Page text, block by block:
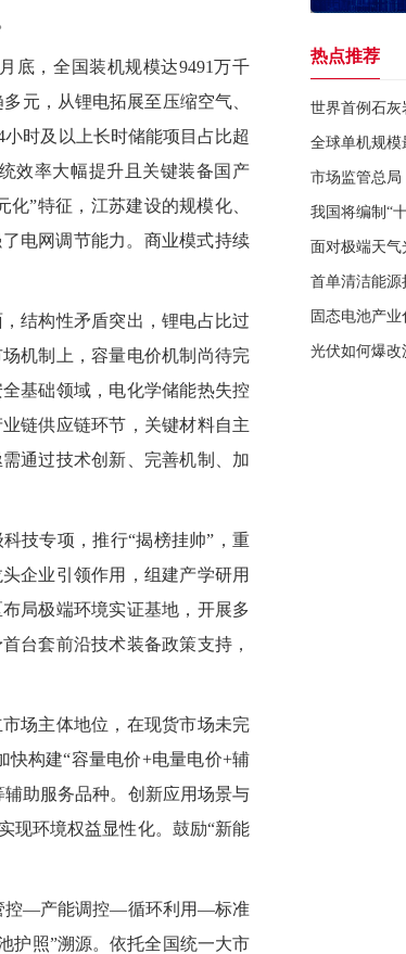
底，全国装机规模达9491万千
元，从锂电拓展至压缩空气、
时及以上长时储能项目占比超
效率大幅提升且关键装备国产
”特征，江苏建设的规模化、
电网调节能力。商业模式持续
结构性矛盾突出，锂电占比过
机制上，容量电价机制尚待完
基础领域，电化学储能热失控
链供应链环节，关键材料自主
通过技术创新、完善机制、加
技专项，推行“揭榜挂帅”，重
企业引领作用，组建产学研用
局极端环境实证基地，开展多
台套前沿技术装备政策支持，
场主体地位，在现货市场未完
快构建“容量电价+电量电价+辅
助服务品种。创新应用场景与
现环境权益显性化。鼓励“新能
控—产能调控—循环利用—标准
护照”溯源。依托全国统一大市
热点推荐
世界首例石灰
全球单机规
市场监管总局
我国将编制“
面对极端天
首单清洁能源
固态电池产
光伏如何爆改